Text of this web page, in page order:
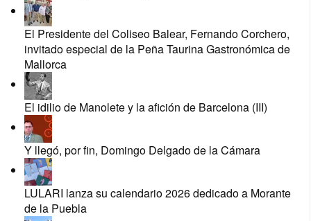
El Presidente del Coliseo Balear, Fernando Corchero,
invitado especial de la Peña Taurina Gastronómica de
Mallorca
El idilio de Manolete y la afición de Barcelona (III)
Y llegó, por fin, Domingo Delgado de la Cámara
LULARI lanza su calendario 2026 dedicado a Morante
de la Puebla